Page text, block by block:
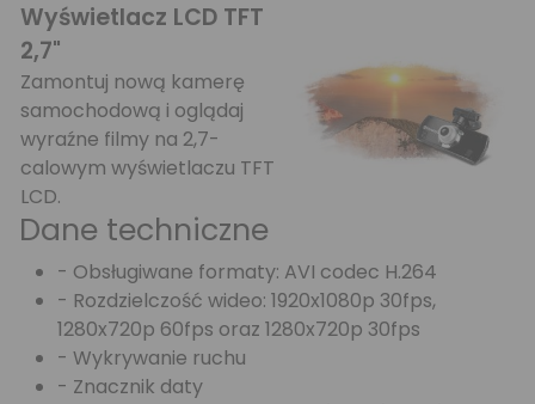
Wyświetlacz LCD TFT
2,7"
Zamontuj nową kamerę
samochodową i oglądaj
wyraźne filmy na 2,7-
calowym wyświetlaczu TFT
LCD.
Dane techniczne
- Obsługiwane formaty: AVI codec H.264
- Rozdzielczość wideo: 1920x1080p 30fps,
1280x720p 60fps oraz 1280x720p 30fps
- Wykrywanie ruchu
- Znacznik daty